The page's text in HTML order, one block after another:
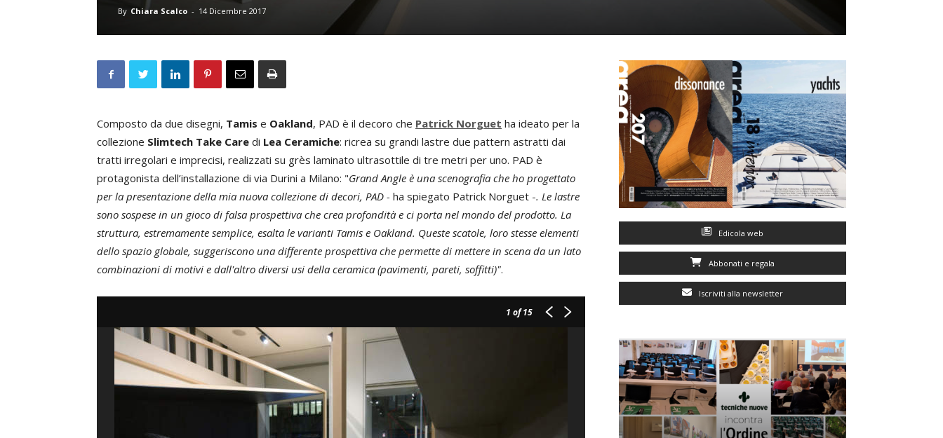
By Chiara Scalco - 14 Dicembre 2017
Composto da due disegni, Tamis e Oakland, PAD è il decoro che Patrick Norguet ha ideato per la
collezione Slimtech Take Care di Lea Ceramiche: ricrea su grandi lastre due pattern astratti dai
tratti irregolari e imprecisi, realizzati su grès laminato ultrasottile di tre metri per uno. PAD è
protagonista dell’installazione di via Durini a Milano: "Grand Angle è una scenografia che ho progettato
per la presentazione della mia nuova collezione di decori, PAD - ha spiegato Patrick Norguet -. Le lastre
sono sospese in un gioco di falsa prospettiva che crea profondità e ci porta nel mondo del prodotto. La
struttura, estremamente semplice, esalta le varianti Tamis e Oakland. Queste scatole, loro stesse elementi
dello spazio globale, suggeriscono una differente prospettiva che permette di mettere in scena da un lato
combinazioni di motivi e dall'altro diversi usi della ceramica (pavimenti, pareti, soffitti)".
1 of 15
Edicola web
Abbonati e regala
Iscriviti alla newsletter